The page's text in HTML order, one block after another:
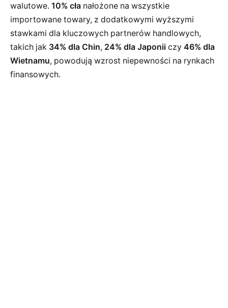
walutowe. 10% cła nałożone na wszystkie
importowane towary, z dodatkowymi wyższymi
stawkami dla kluczowych partnerów handlowych,
takich jak 34% dla Chin, 24% dla Japonii czy 46% dla
Wietnamu, powodują wzrost niepewności na rynkach
finansowych.